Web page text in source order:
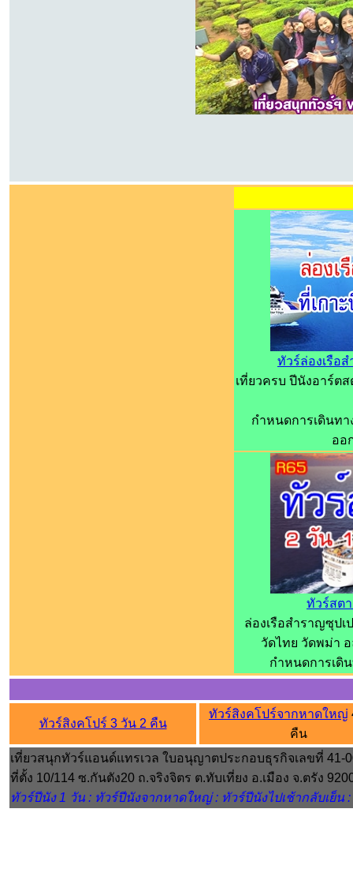
ทัวร์ล่องเรือ
เที่ยวครบ ปีนังอาร์ต
กำหนดการเดินท
ออ
ทัวร์สต
ล่องเรือสำราญซุป
วัดไทย วัดพม่า
กำหนดการเดิ
ทัวร์สิงคโปร์ 3 วัน 2 คืน
ทัวร์สิงคโปร์จากหาดใหญ่
คืน
เที่ยวสนุกทัวร์แอนด์แทรเวล ใบอนุญาตประกอบธุรกิจเลขที่ 41-
ที่ตั้ง 10/114 ซ.กันตัง20 ถ.จริงจิตร ต.ทับเที่ยง อ.เมือง จ.ตรัง
ทัวร์ปีนัง 1 วัน : ทัวร์ปีนังจากหาดใหญ่ : ทัวร์ปีนังไปเช้ากลับเย็น :